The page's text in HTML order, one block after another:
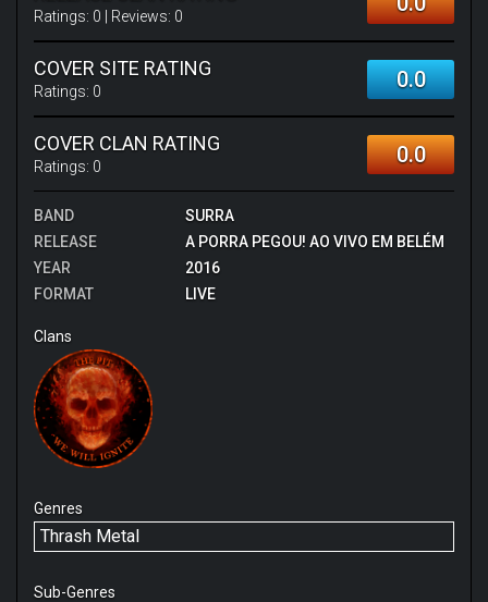
Ratings: 0 | Reviews: 0
COVER SITE RATING
Ratings: 0 0.0
COVER CLAN RATING
Ratings: 0 0.0
BAND
SURRA
RELEASE
A PORRA PEGOU! AO VIVO EM BELÉM
YEAR
2016
FORMAT
LIVE
Clans
Genres
Thrash Metal
Sub-Genres